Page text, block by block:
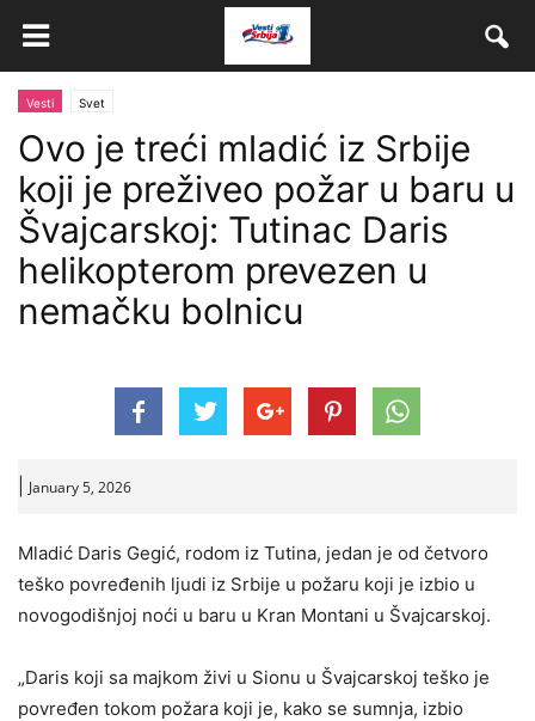
Vesti Svet
Ovo je treći mladić iz Srbije
koji je preživeo požar u baru u
Švajcarskoj: Tutinac Daris
helikopterom prevezen u
nemačku bolnicu
January 5, 2026
Mladić Daris Gegić, rodom iz Tutina, jedan je od četvoro
teško povređenih ljudi iz Srbije u požaru koji je izbio u
novogodišnjoj noći u baru u Kran Montani u Švajcarskoj.
„Daris koji sa majkom živi u Sionu u Švajcarskoj teško je
povređen tokom požara koji je, kako se sumnja, izbio